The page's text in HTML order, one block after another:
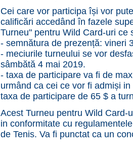
Cei care vor participa își vor
calificări accedând în fazele
Turneu" pentru Wild Card-uri
- semnătura de prezență: vineri
- meciurile turneului se vor
sâmbătă 4 mai 2019.
- taxa de participare va fi de
urmând ca cei ce vor fi admiși
taxa de participare de 65 $ a
Acest Turneu pentru Wild Card-
in conformitate cu
de Tenis. Va fi punctat ca un